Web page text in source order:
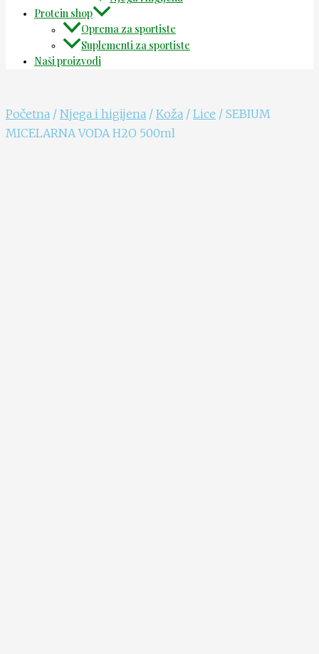
Protein shop
Oprema za sportiste
Suplementi za sportiste
Naši proizvodi
Početna / Njega i higijena / Koža / Lice / SEBIUM
MICELARNA VODA H2O 500ml